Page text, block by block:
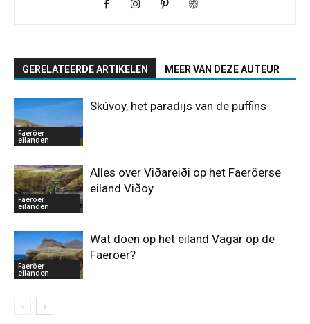
GERELATEERDE ARTIKELEN MEER VAN DEZE AUTEUR
Faeröer
eilanden
Skúvoy, het paradijs van de puffins
Faeröer
eilanden
Alles over Viðareiði op het Faeröerse
eiland Viðoy
Faeröer
eilanden
Wat doen op het eiland Vagar op de
Faeröer?